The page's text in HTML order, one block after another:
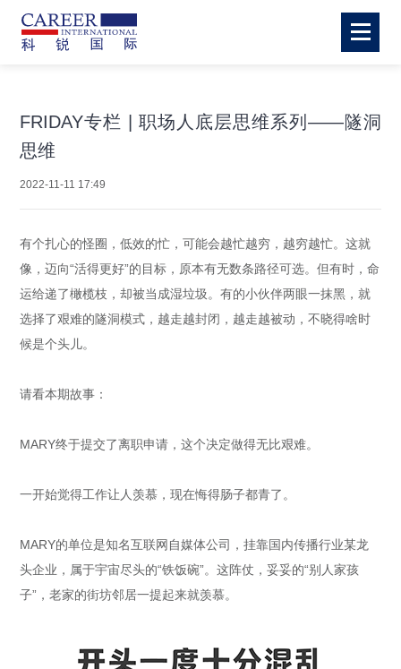
FRIDAY专栏 | 职场人底层思维系列——隧洞
思维
2022-11-11 17:49
有个扎心的怪圈，低效的忙，可能会越忙越穷，越穷越忙。这就
像，迈向“活得更好”的目标，原本有无数条路径可选。但有时，命
运给递了橄榄枝，却被当成湿垃圾。有的小伙伴两眼一抹黑，就
选择了艰难的隧洞模式，越走越封闭，越走越被动，不晓得啥时
候是个头儿。
请看本期故事：
MARY终于提交了离职申请，这个决定做得无比艰难。
一开始觉得工作让人羡慕，现在悔得肠子都青了。
MARY的单位是知名互联网自媒体公司，挂靠国内传播行业某龙
头企业，属于宇宙尽头的“铁饭碗”。这阵仗，妥妥的“别人家孩
子”，老家的街坊邻居一提起来就羡慕。